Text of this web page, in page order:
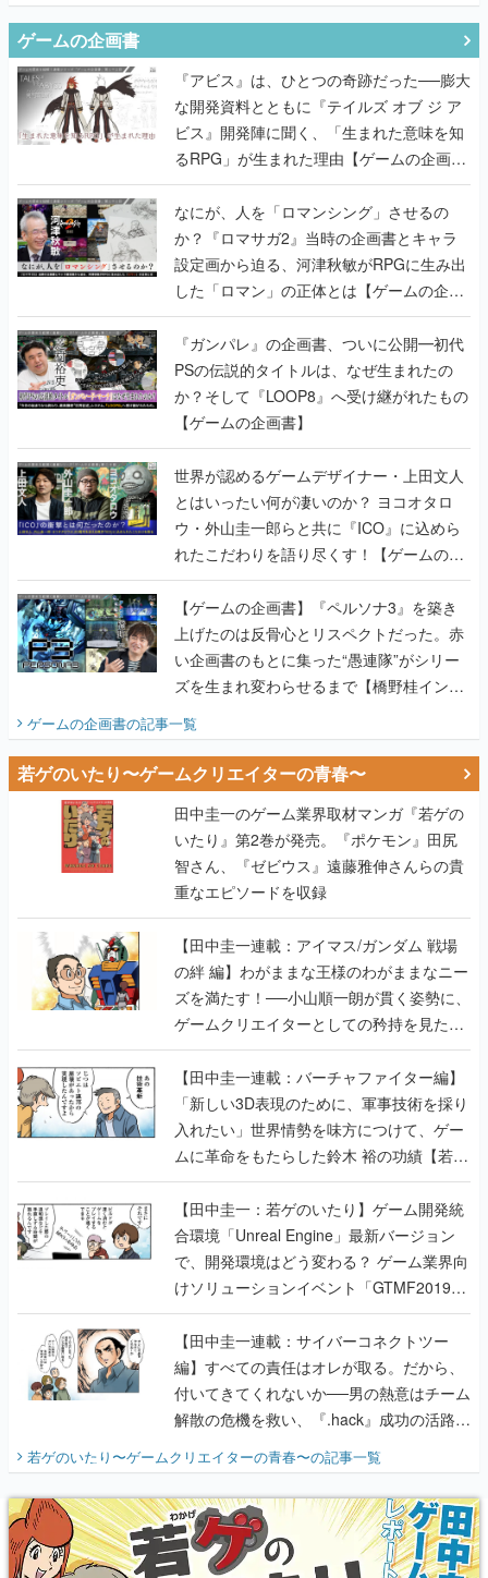
ゲームの企画書
『アビス』は、ひとつの奇跡だった──膨大
な開発資料とともに『テイルズ オブ ジ ア
ビス』開発陣に聞く、「生まれた意味を知
るRPG」が生まれた理由【ゲームの企画
書】
なにが、人を「ロマンシング」させるの
か？『ロマサガ2』当時の企画書とキャラ
設定画から迫る、河津秋敏がRPGに生み出
した「ロマン」の正体とは【ゲームの企画
書】
『ガンパレ』の企画書、ついに公開━初代
PSの伝説的タイトルは、なぜ生まれたの
か？そして『LOOP8』へ受け継がれたもの
【ゲームの企画書】
世界が認めるゲームデザイナー・上田文人
とはいったい何が凄いのか？ ヨコオタロ
ウ・外山圭一郎らと共に『ICO』に込めら
れたこだわりを語り尽くす！【ゲームの企
画書】
【ゲームの企画書】『ペルソナ3』を築き
上げたのは反骨心とリスペクトだった。赤
い企画書のもとに集った“愚連隊”がシリー
ズを生まれ変わらせるまで【橋野桂インタ
ビュー】
ゲームの企画書の記事一覧
若ゲのいたり〜ゲームクリエイターの青春〜
田中圭一のゲーム業界取材マンガ『若ゲの
いたり』第2巻が発売。『ポケモン』田尻
智さん、『ゼビウス』遠藤雅伸さんらの貴
重なエピソードを収録
【田中圭一連載：アイマス/ガンダム 戦場
の絆 編】わがままな王様のわがままなニー
ズを満たす！──小山順一朗が貫く姿勢に、
ゲームクリエイターとしての矜持を見た
【若ゲのいたり最終回】
【田中圭一連載：バーチャファイター編】
「新しい3D表現のために、軍事技術を採り
入れたい」世界情勢を味方につけて、ゲー
ムに革命をもたらした鈴木 裕の功績【若ゲ
のいたり】
【田中圭一：若ゲのいたり】ゲーム開発統
合環境「Unreal Engine」最新バージョン
で、開発環境はどう変わる？ ゲーム業界向
けソリューションイベント「GTMF2019」
に行って、より理解を深めよう【PR】
【田中圭一連載：サイバーコネクトツー
編】すべての責任はオレが取る。だから、
付いてきてくれないか──男の熱意はチーム
解散の危機を救い、『.hack』成功の活路を
開く。業界の快男児・松山 洋に流れる血は
『少年ジャンプ』色だった【若ゲのいた
り】
若ゲのいたり〜ゲームクリエイターの青春〜の記事一覧